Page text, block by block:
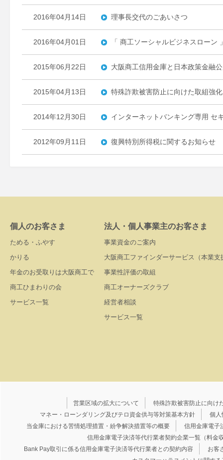
2016年04月14日 理事長交代のごあいさつ
2016年04月01日 「 商工ソーシャルビジネスロー
2015年06月22日 大阪商工信用金庫と日本政策金融
2015年04月13日 特殊詐欺被害防止に向けた取組強
2014年12月30日 インターネットバンキング専用 セ
2012年09月11日 復興特別所得税に関するお知らせ
個人のお客さま
ためる・ふやす
かりる
年金のお受取りは大阪商工で
商工ひまわりの会
サービス一覧
法人・個人事業主のお客さま
事業資金のご案内
大阪商工ファインダーサービス（本業支
事業性評価の取組
商工オーナーズクラブ
経営者相談
サービス一覧
営業区域の拡大について
特殊詐欺被害防止に向け
マネー・ローンダリング及びテロ資金供与等対策基本方針
個人
当金庫における苦情処理措置・紛争解決措置等の概要
信用金庫電子
信用金庫電子決済等代行業者契約企業一覧（料金
Bank Pay取引に係る信用金庫電子決済等代行業者との契約内容
お客